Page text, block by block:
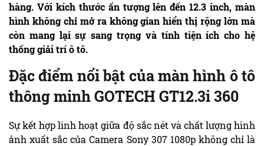
hàng. Với kích thước ấn tượng lên đến 12.3 inch, màn
hình không chỉ mở ra không gian hiển thị rộng lớn mà
còn mang lại sự sang trọng và tính tiện ích cho hệ
thống giải trí ô tô.
Đặc điểm nổi bật của màn hình ô tô
thông minh GOTECH GT12.3i 360
Sự kết hợp linh hoạt giữa độ sắc nét và chất lượng hình
ảnh xuất sắc của Camera Sony 307 1080p không chỉ là